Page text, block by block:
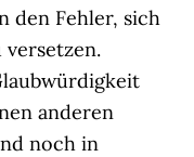
den Fehler, sich
versetzen.
anderen
noch in